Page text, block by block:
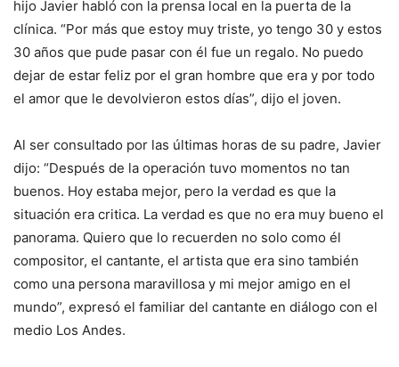
hijo Javier habló con la prensa local en la puerta de la
clínica. “Por más que estoy muy triste, yo tengo 30 y estos
30 años que pude pasar con él fue un regalo. No puedo
dejar de estar feliz por el gran hombre que era y por todo
el amor que le devolvieron estos días”, dijo el joven.
Al ser consultado por las últimas horas de su padre, Javier
dijo: “Después de la operación tuvo momentos no tan
buenos. Hoy estaba mejor, pero la verdad es que la
situación era critica. La verdad es que no era muy bueno el
panorama. Quiero que lo recuerden no solo como él
compositor, el cantante, el artista que era sino también
como una persona maravillosa y mi mejor amigo en el
mundo”, expresó el familiar del cantante en diálogo con el
medio Los Andes.